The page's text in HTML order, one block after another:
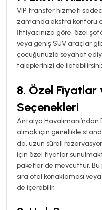
VIP transfer hizmeti
zamanda ekstra konforu
İhtiyacınıza göre, özel
veya geniş SUV araçlar
çocuğunuzla seyahat
taleplerinizi de
8. Özel Fiyatlar
Seçenekleri
Antalya Havalimanı’ndan
almak için genellikle
da, uzun süreli
için özel fiyatlar
paketler de mevcuttur.
sıra otel konaklaması
de içerebilir.